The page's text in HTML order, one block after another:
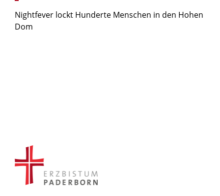
Nightfever lockt Hunderte Menschen in den Hohen
Dom